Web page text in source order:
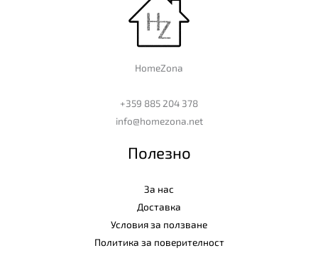
HomeZona
+359 885 204 378
info@homezona.net
Полезно
За нас
Доставка
Условия за ползване
Политика за поверителност